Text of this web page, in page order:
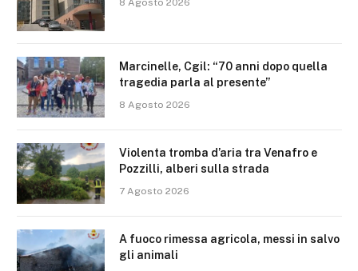
8 Agosto 2026
Marcinelle, Cgil: “70 anni dopo quella
tragedia parla al presente”
8 Agosto 2026
Violenta tromba d’aria tra Venafro e
Pozzilli, alberi sulla strada
7 Agosto 2026
A fuoco rimessa agricola, messi in salvo
gli animali